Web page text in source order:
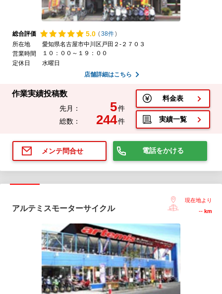
総合評価 5.0 (38件)
所在地
愛知県名古屋市中川区戸田２-２７０３
営業時間
１０：００～１９：００
定休日
水曜日
店舗詳細はこちら
作業実績投稿数
先月： 5件
総数：
244件
料金表
実績一覧
メンテ問合せ 電話をかける
アルテミスモーターサイクル
現在地より
-- km